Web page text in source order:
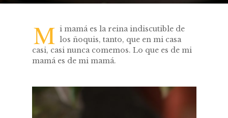
M i mamá es la reina indiscutible de
los ñoquis, tanto, que en mi casa
casi, casi nunca comemos. Lo que es de mi
mamá es de mi mamá.